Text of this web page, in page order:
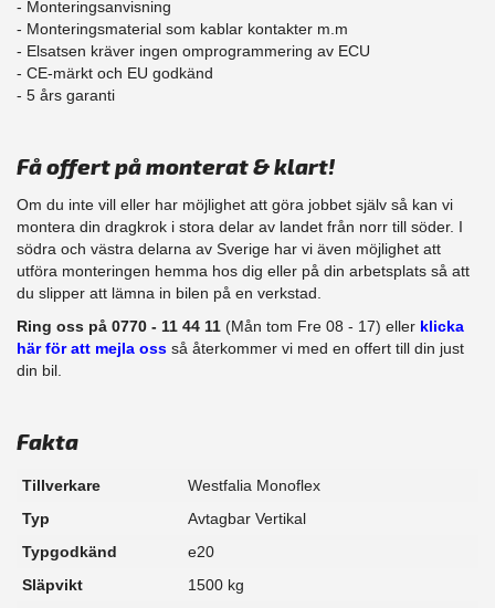
- Monteringsanvisning
- Monteringsmaterial som kablar kontakter m.m
- Elsatsen kräver ingen omprogrammering av ECU
- CE-märkt och EU godkänd
​- 5 års garanti
Få offert på monterat & klart!
Om du inte vill eller har möjlighet att göra jobbet själv så kan vi
montera din dragkrok i stora delar av landet från norr till söder. I
södra och västra delarna av Sverige har vi även möjlighet att​
utföra monteringen hemma hos dig eller på din arbetsplats så att
du slipper att lämna in bilen på en verkstad.
Ring oss på 0770 - 11 44 11 (Mån tom Fre 08 - 17) eller klicka
här för att mejla oss så återkommer vi med en offert till din just
din bil.
Fakta
Tillverkare
Westfalia Monoflex
Typ
Avtagbar Vertikal
Typgodkänd
e20
Släpvikt
1500 kg